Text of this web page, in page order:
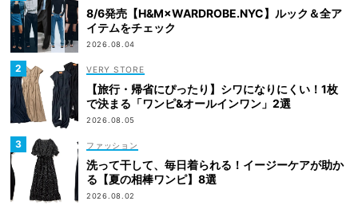
8/6発売【H&M×WARDROBE.NYC】ルック＆全ア
イテムをチェック
2026.08.04
VERY STORE
【旅行・帰省にぴったり】シワになりにくい！1枚
で決まる「ワンピ&オールインワン」2選
2026.08.05
ファッション
洗って干して、毎日着られる！イージーケアが助か
る【夏の相棒ワンピ】8選
2026.08.02